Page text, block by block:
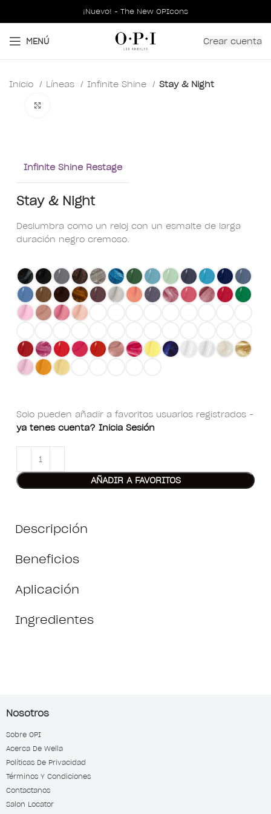
¡Nuevo! - The New OPIcons
MENÚ Crear cuenta
Inicio Líneas Infinite Shine Stay & Night
Infinite Shine Restage
Stay & Night
Deslumbra como un reloj con un esmalte de larga
duración negro cremoso.
Solo pueden añadir a favoritos usuarios registrados -
ya tenes cuenta? Inicia Sesión
AÑADIR A FAVORITOS
Descripción
Beneficios
Aplicación
Ingredientes
Nosotros
Sobre OPI
Acerca De Wella
Políticas De Privacidad
Términos Y Condiciones
Contactanos
Salon Locator